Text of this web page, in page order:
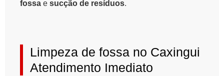
fossa e sucção de resíduos.
Limpeza de fossa no Caxingui
Atendimento Imediato